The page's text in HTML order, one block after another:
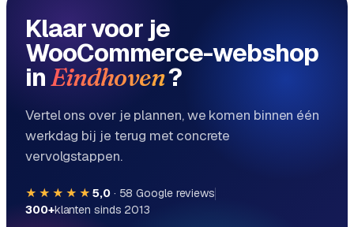
Klaar voor je
WooCommerce-webshop
inEindhoven?
Vertel ons over je plannen, we komen binnen één
werkdag bij je terug met concrete
vervolgstappen.
★★★★★ 5,0· 58 Google reviews
300+klanten sinds 2013